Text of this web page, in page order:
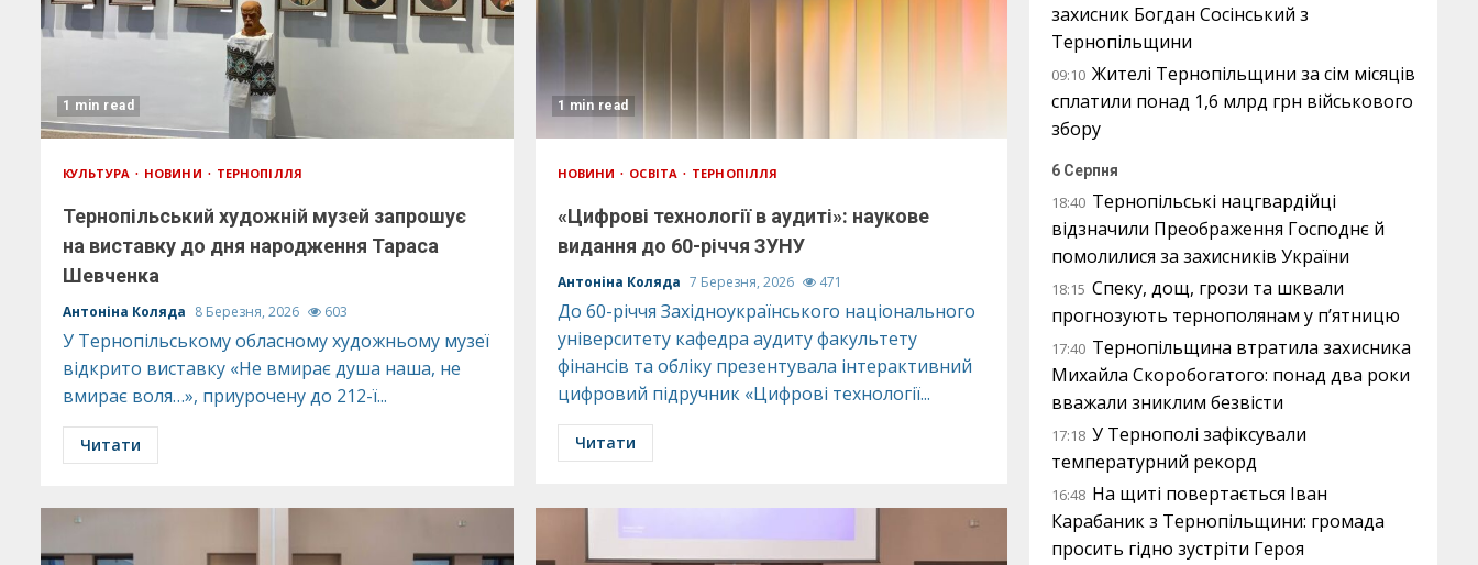
1 min read
КУЛЬТУРА НОВИНИ ТЕРНОПІЛЛЯ
Тернопільський художній музей запрошує
на виставку до дня народження Тараса
Шевченка
Антоніна Коляда 8 Березня, 2026 603
У Тернопільському обласному художньому музеї
відкрито виставку «Не вмирає душа наша, не
вмирає воля…», приурочену до 212-ї...
Читати
1 min read
НОВИНИ ОСВІТА ТЕРНОПІЛЛЯ
«Цифрові технології в аудиті»: наукове
видання до 60-річчя ЗУНУ
Антоніна Коляда 7 Березня, 2026 471
До 60-річчя Західноукраїнського національного
університету кафедра аудиту факультету
фінансів та обліку презентувала інтерактивний
цифровий підручник «Цифрові технології...
Читати
захисник Богдан Сосінський з
Тернопільщини
09:10 Жителі Тернопільщини за сім місяців
сплатили понад 1,6 млрд грн військового
збору
6 Серпня
18:40 Тернопільські нацгвардійці
відзначили Преображення Господнє й
помолилися за захисників України
18:15 Спеку, дощ, грози та шквали
прогнозують тернополянам у п’ятницю
17:40 Тернопільщина втратила захисника
Михайла Скоробогатого: понад два роки
вважали зниклим безвісти
17:18 У Тернополі зафіксували
температурний рекорд
16:48 На щиті повертається Іван
Карабаник з Тернопільщини: громада
просить гідно зустріти Героя